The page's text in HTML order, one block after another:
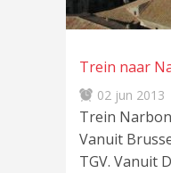
Trein naar
02 jun 2013
Trein
Vanuit
TGV. Vanuit